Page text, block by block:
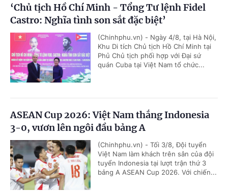
‘Chủ tịch Hồ Chí Minh - Tổng Tư lệnh Fidel
Castro: Nghĩa tình son sắt đặc biệt’
(Chinhphu.vn) - Ngày 4/8, tại Hà Nội,
Khu Di tích Chủ tịch Hồ Chí Minh tại
Phủ Chủ tịch phối hợp với Đại sứ
quán Cuba tại Việt Nam tổ chức...
ASEAN Cup 2026: Việt Nam thắng Indonesia
3-0, vươn lên ngôi đầu bảng A
(Chinhphu.vn) - Tối 3/8, Đội tuyển
Việt Nam làm khách trên sân của đội
tuyển Indonesia tại lượt trận thứ 3
bảng A ASEAN Cup 2026. Với chiến...